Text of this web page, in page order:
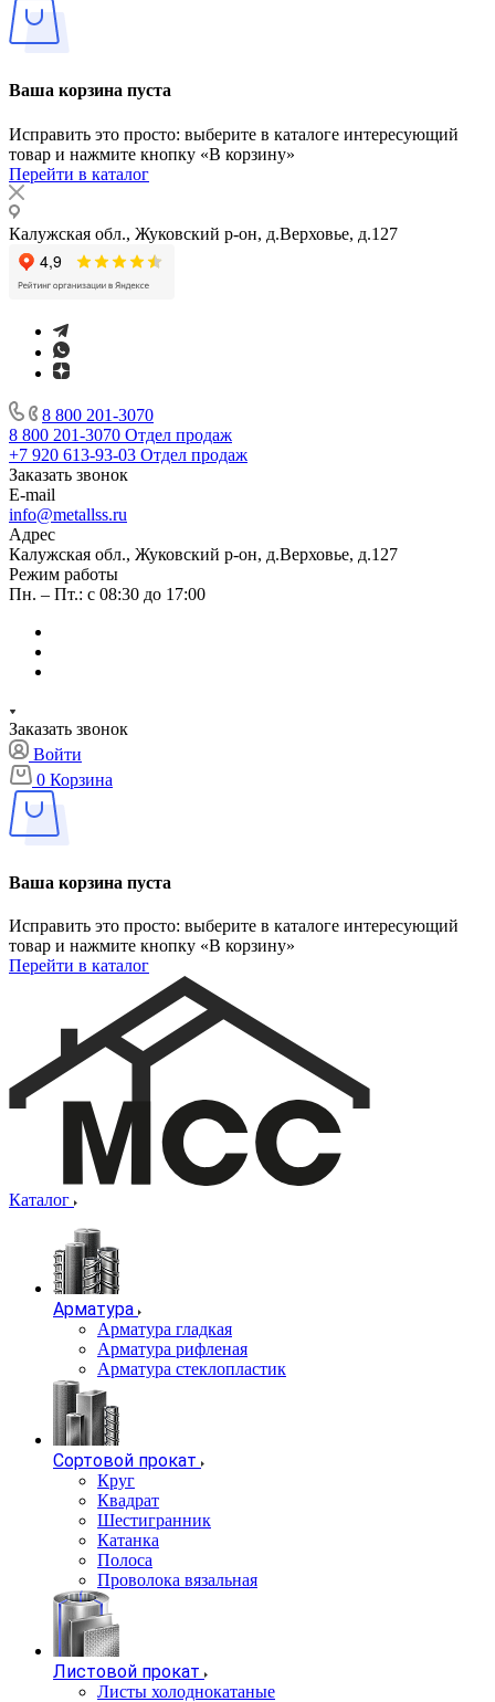
Ваша корзина пуста
Исправить это просто: выберите в каталоге интересующий
товар и нажмите кнопку «В корзину»
Перейти в каталог
Калужская обл., Жуковский р-он, д.Верховье, д.127
8 800 201-3070
8 800 201-3070 Отдел продаж
+7 920 613-93-03 Отдел продаж
Заказать звонок
E-mail
info@metallss.ru
Адрес
Калужская обл., Жуковский р-он, д.Верховье, д.127
Режим работы
Пн. – Пт.: с 08:30 до 17:00
Заказать звонок
Войти
0 Корзина
Ваша корзина пуста
Исправить это просто: выберите в каталоге интересующий
товар и нажмите кнопку «В корзину»
Перейти в каталог
Каталог
Арматура
Арматура гладкая
Арматура рифленая
Арматура стеклопластик
Сортовой прокат
Круг
Квадрат
Шестигранник
Катанка
Полоса
Проволока вязальная
Листовой прокат
Листы холоднокатаные